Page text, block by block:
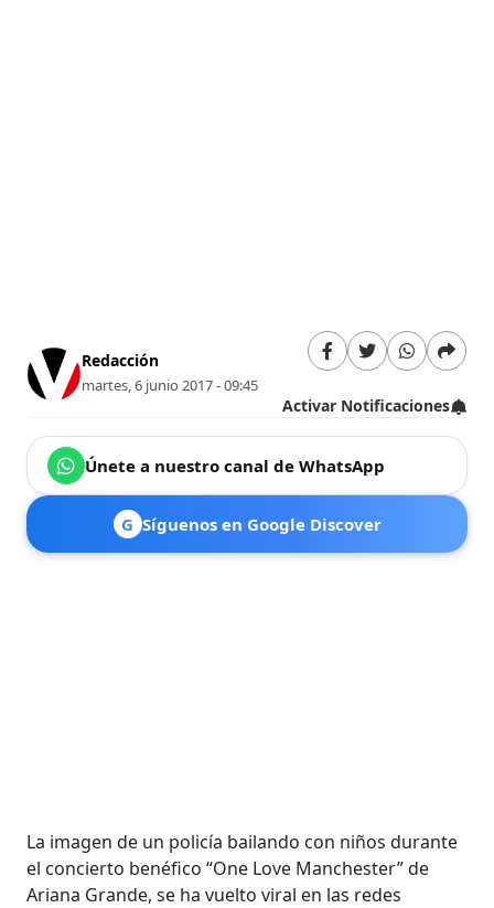
Redacción
martes, 6 junio 2017 - 09:45
Activar Notificaciones
Únete a nuestro canal de WhatsApp
G Síguenos en Google Discover
La imagen de un policía bailando con niños durante
el concierto benéfico “One Love Manchester” de
Ariana Grande, se ha vuelto viral en las redes